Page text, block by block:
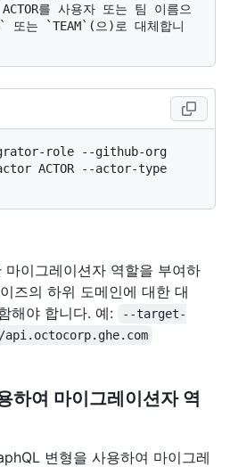
를 사용자 또는 팀 이름으
또는 `TEAM`(으)로 대체합니
role --github-org
actor ACTOR --actor-type
마이그레이션자 역할을 부여하
즈의 하위 도메인에 대한 대
해야 합니다. 예:
--target-
하여 마이그레이션자 역
변형을 사용하여 마이그레